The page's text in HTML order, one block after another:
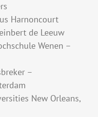
Harnoncourt
de Leeuw
Wenen –
–
New Orleans,